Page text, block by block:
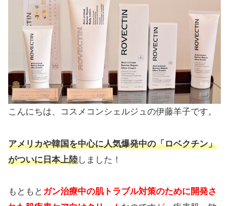
こんにちは、コスメコンシェルジュの伊藤羊子です。
アメリカや韓国を中心に人気爆発中の「ロベクチン」
がついに日本上陸しました！
もともと ガン治療中の肌トラブル対策のために開発さ